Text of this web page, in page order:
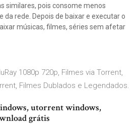
similares, pois consome menos
da rede. Depois de baixar e executar o
músicas, filmes, séries sem afetar
1080p 720p, Filmes via Torrent,
Filmes Dublados e Legendados.
utorrent windows,
grátis